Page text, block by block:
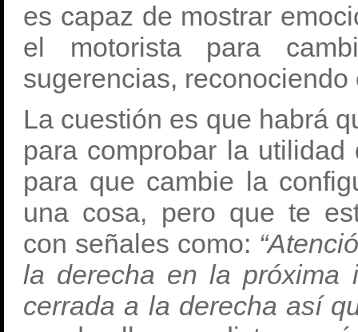
es capaz de mostrar
el motorista para
sugerencias,
La cuestión es que habrá
para comprobar la
para que cambie la
una cosa, pero que te
con señales como:
la derecha en la próxima
cerrada a la derecha así